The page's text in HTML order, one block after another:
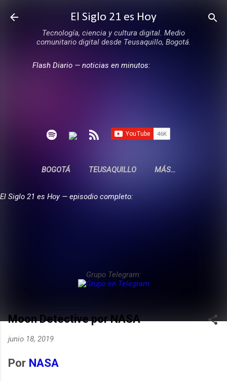
Ir al contenido principal
El Siglo 21 es Hoy
Tecnología, ciencia y cultura digital. Medio
comunitario digital desde Teusaquillo, Bogotá.
Flash Diario — noticias en minutos:
BOGOTÁ TEUSAQUILLO MÁS…
El Siglo 21 es Hoy — episodio completo:
Grupo Telegram:
Moon Detective por NASA
junio 18, 2019
Por NASA